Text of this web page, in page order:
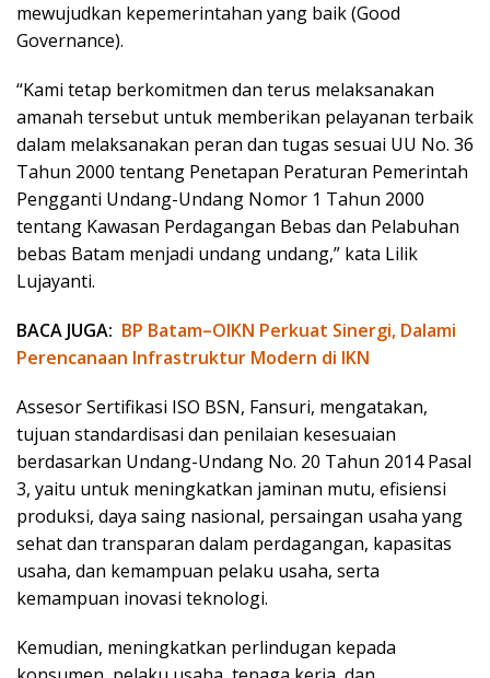
mewujudkan kepemerintahan yang baik (Good
Governance).
“Kami tetap berkomitmen dan terus melaksanakan
amanah tersebut untuk memberikan pelayanan terbaik
dalam melaksanakan peran dan tugas sesuai UU No. 36
Tahun 2000 tentang Penetapan Peraturan Pemerintah
Pengganti Undang-Undang Nomor 1 Tahun 2000
tentang Kawasan Perdagangan Bebas dan Pelabuhan
bebas Batam menjadi undang undang,” kata Lilik
Lujayanti.
BACA JUGA: BP Batam–OIKN Perkuat Sinergi, Dalami
Perencanaan Infrastruktur Modern di IKN
Assesor Sertifikasi ISO BSN, Fansuri, mengatakan,
tujuan standardisasi dan penilaian kesesuaian
berdasarkan Undang-Undang No. 20 Tahun 2014 Pasal
3, yaitu untuk meningkatkan jaminan mutu, efisiensi
produksi, daya saing nasional, persaingan usaha yang
sehat dan transparan dalam perdagangan, kapasitas
usaha, dan kemampuan pelaku usaha, serta
kemampuan inovasi teknologi.
Kemudian, meningkatkan perlindugan kepada